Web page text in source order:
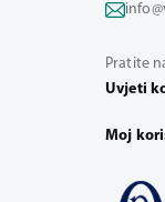
Pratite
Uvjeti
Moj